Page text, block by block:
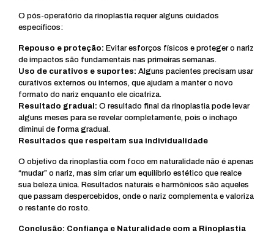
O pós-operatório da rinoplastia requer alguns cuidados
específicos:
Repouso e proteção: Evitar esforços físicos e proteger o nariz
de impactos são fundamentais nas primeiras semanas.
Uso de curativos e suportes: Alguns pacientes precisam usar
curativos externos ou internos, que ajudam a manter o novo
formato do nariz enquanto ele cicatriza.
Resultado gradual: O resultado final da rinoplastia pode levar
alguns meses para se revelar completamente, pois o inchaço
diminui de forma gradual.
Resultados que respeitam sua individualidade
O objetivo da rinoplastia com foco em naturalidade não é apenas
“mudar” o nariz, mas sim criar um equilíbrio estético que realce
sua beleza única. Resultados naturais e harmônicos são aqueles
que passam despercebidos, onde o nariz complementa e valoriza
o restante do rosto.
Conclusão: Confiança e Naturalidade com a Rinoplastia